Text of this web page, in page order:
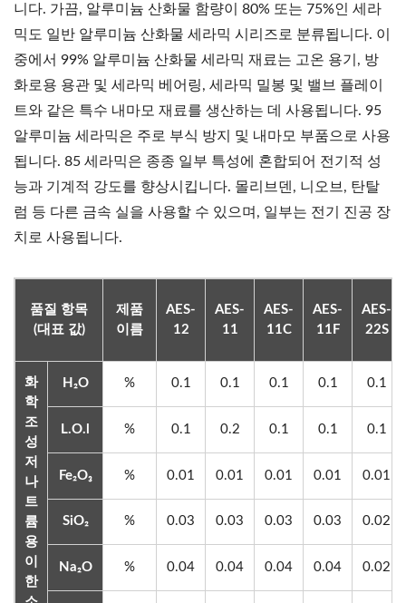
니다. 가끔, 알루미늄 산화물 함량이 80% 또는 75%인 세라
믹도 일반 알루미늄 산화물 세라믹 시리즈로 분류됩니다. 이
중에서 99% 알루미늄 산화물 세라믹 재료는 고온 용기, 방
화로용 용관 및 세라믹 베어링, 세라믹 밀봉 및 밸브 플레이
트와 같은 특수 내마모 재료를 생산하는 데 사용됩니다. 95
알루미늄 세라믹은 주로 부식 방지 및 내마모 부품으로 사용
됩니다. 85 세라믹은 종종 일부 특성에 혼합되어 전기적 성
능과 기계적 강도를 향상시킵니다. 몰리브덴, 니오브, 탄탈
럼 등 다른 금속 실을 사용할 수 있으며, 일부는 전기 진공 장
치로 사용됩니다.
품질 항목
(대표 값)
제품
이름
AES-
12
AES-
11
AES-
11C
AES-
11F
AES-
22S
화
학
조
성
저
나
트
륨
용
이
한
H₂O % 0.1 0.1 0.1 0.1 0.1
L.O.l % 0.1 0.2 0.1 0.1 0.1
Fe₂O₃ % 0.01 0.01 0.01 0.01 0.01
SiO₂ % 0.03 0.03 0.03 0.03 0.02
Na₂O % 0.04 0.04 0.04 0.04 0.02